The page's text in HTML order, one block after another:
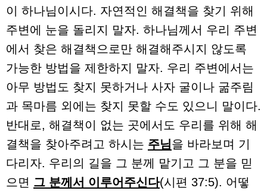
이 하나님이시다. 자연적인 해결책을 찾기 위해
주변에 눈을 돌리지 말자. 하나님께서 우리 주변
에서 찾은 해결책으로만 해결해주시지 않도록
가능한 방법을 제한하지 말자. 우리 주변에서는
아무 방법도 찾지 못하거나 사자 굴이나 굶주림
과 목마름 외에는 찾지 못할 수도 있으니 말이다.
반대로, 해결책이 없는 곳에서도 우리를 위해 해
결책을 찾아주려고 하시는 주님을 바라보며 기
다리자. 우리의 길을 그 분께 맡기고 그 분을 믿
으면 그 분께서 이루어주신다(시편 37:5). 어떻